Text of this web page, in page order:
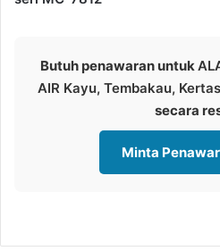
Butuh penawaran untuk
AIR Kayu, Tembakau,
secara
Minta